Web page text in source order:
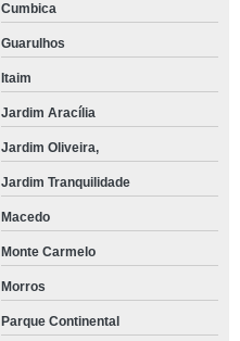
Cumbica
Guarulhos
Itaim
Jardim Aracília
Jardim Oliveira,
Jardim Tranquilidade
Macedo
Monte Carmelo
Morros
Parque Continental